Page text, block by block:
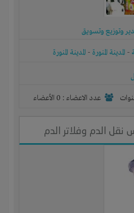
وتوزيع وتسويق
- المدينة المنورة - المدينة المنورة
عدد الاعضاء : 0 الأعضاء
نقل الدم وفلاتر الدم